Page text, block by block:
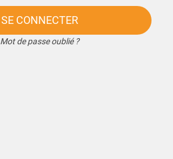
SE CONNECTER
Mot de passe oublié ?